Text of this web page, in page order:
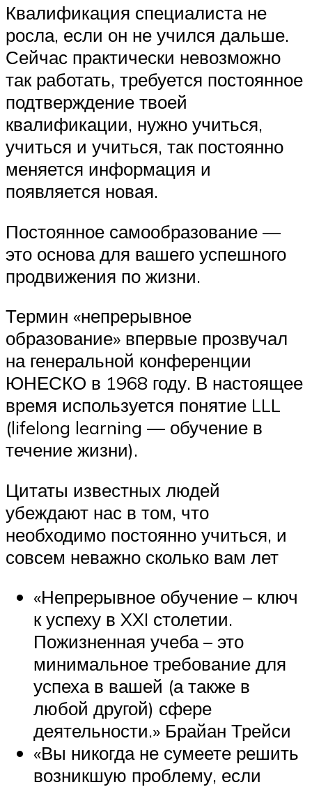
Квалификация специалиста не
росла, если он не учился дальше.
Сейчас практически невозможно
так работать, требуется постоянное
подтверждение твоей
квалификации, нужно учиться,
учиться и учиться, так постоянно
меняется информация и
появляется новая.
Постоянное самообразование —
это основа для вашего успешного
продвижения по жизни.
Термин «непрерывное
образование» впервые прозвучал
на генеральной конференции
ЮНЕСКО в 1968 году. В настоящее
время используется понятие LLL
(lifelong learning — обучение в
течение жизни).
Цитаты известных людей
убеждают нас в том, что
необходимо постоянно учиться, и
совсем неважно сколько вам лет
«Непрерывное обучение – ключ
к успеху в XXI столетии.
Пожизненная учеба – это
минимальное требование для
успеха в вашей (а также в
любой другой) сфере
деятельности.» Брайан Трейси
«Вы никогда не сумеете решить
возникшую проблему, если